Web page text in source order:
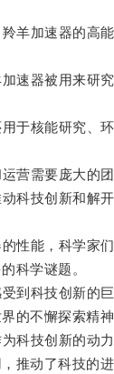
加速器的高能
器被用来研究
核能研究、环
需要庞大的团
技创新和解开
能，科学家们
科学谜题。
科技创新的巨
的不懈探索精神
技创新的动力
推动了科技的进